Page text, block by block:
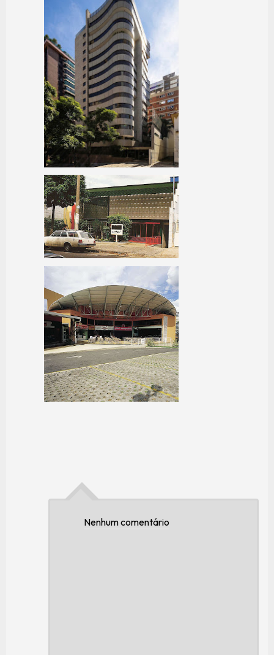
Nenhum comentário